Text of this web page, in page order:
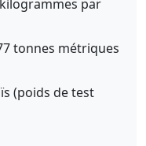
par
tonnes métriques
(poids de test